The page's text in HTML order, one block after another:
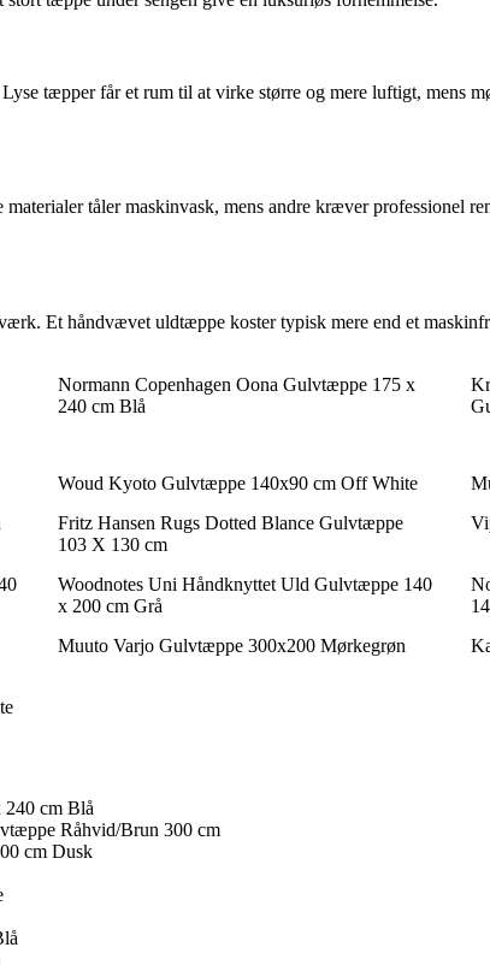
tæpper får et rum til at virke større og mere luftigt,
tåler maskinvask, mens andre kræver
Et håndvævet uldtæppe koster typisk mere end et
Normann Copenhagen Oona Gulvtæppe 175 x
240 cm Blå
Woud Kyoto Gulvtæppe 140x90 cm Off White
Fritz Hansen Rugs Dotted Blance Gulvtæppe
103 X 130 cm
Woodnotes Uni Håndknyttet Uld Gulvtæppe 140
x 200 cm Grå
Muuto Varjo Gulvtæppe 300x200 Mørkegrøn
240 cm Blå
Råhvid/Brun 300 cm
cm Dusk